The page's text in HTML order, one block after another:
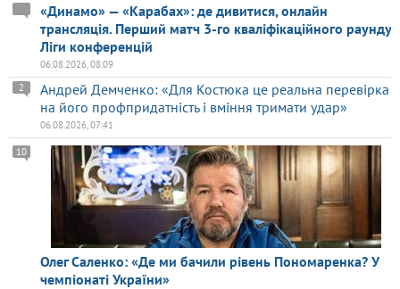
«Динамо» — «Карабах»: де дивитися, онлайн
трансляція. Перший матч 3-го кваліфікаційного раунду
Ліги конференцій
06.08.2026, 08:09
Андрей Демченко: «Для Костюка це реальна перевірка
на його профпридатність і вміння тримати удар»
2
06.08.2026, 07:41
Олег Саленко: «Де ми бачили рівень Пономаренка? У
чемпіонаті України»
10